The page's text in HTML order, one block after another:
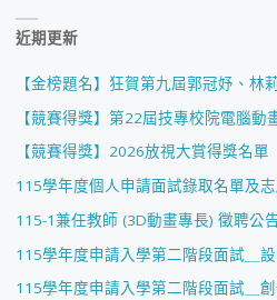
近期更新
【金榜題名】狂賀第九屆郭冠妤、林
【競賽得獎】第22屆技專校院電腦動
【競賽得獎】2026放視大賞得獎名單
115學年度個人申請面試錄取名單及
115-1兼任教師 (3D動畫專長) 徵聘公
115學年度申請入學第二階段面試＿
115學年度申請入學第二階段面試＿